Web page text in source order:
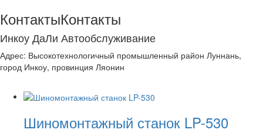
КонтактыКонтакты
Инкоу ДаЛи Автообслуживание
Адрес: Высокотехнологичный промышленный район Луннань,
город Инкоу, провинция Ляонин
Шиномонтажный станок LP-530